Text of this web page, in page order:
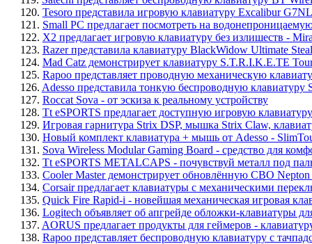
120. Tesoro представила игровую клавиатуру Excalibur
121. Small PC предлагает посмотреть на
122. X2 предлагает игровую клавиатуру без излишеств -
123. Razer представила клавиатуру BlackWidow Ultimate
124. Mad Catz демонстрирует клавиатуру S.T.R.I.K.E.TE
125. Rapoo представляет проводную механическую
126. Adesso представила тонкую беспроводную
127. Roccat Sova - от эскиза к реальному устройству
128. Tt eSPORTS предлагает доступную игровую
129. Игровая гарнитура Strix DSP, мышка Strix Claw,
130. Новый комплект клавиатура + мышь от Adesso -
131. Sova Wireless Modular Gaming Board - средство для
132. Tt eSPORTS METALCAPS - почувствуй металл под
133. Cooler Master демонстрирует обновлённую СВО
134. Corsair предлагает клавиатуры с механическими
135. Quick Fire Rapid-i - новейшая механическая игровая
136. Logitech объявляет об апгрейде обложки-клавиатуры
137. AORUS предлагает продукты для геймеров -
138. Rapoo представляет беспроводную клавиатуру с